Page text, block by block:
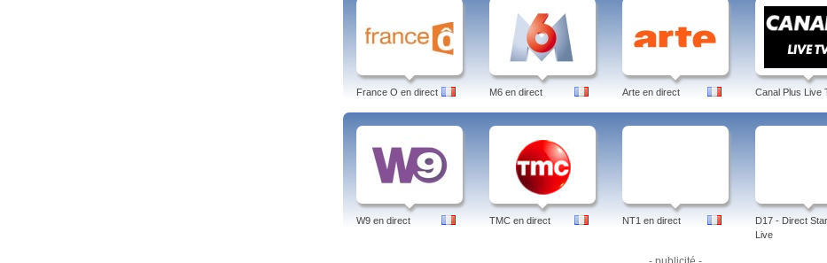
France O en direct M6 en direct Arte en direct Canal Plus Live
W9 en direct TMC en direct NT1 en direct
D17 - Direct Star
Live